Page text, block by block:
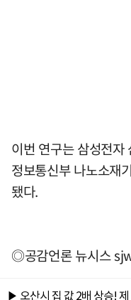
이번 연구는 삼성전자
정보통신부 나노소재
됐다.
◎공감언론 뉴시스